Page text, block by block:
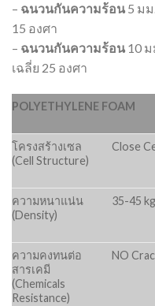
– ฉนวนกันความร้อน 5 ม
15 องศา
– ฉนวนกันความร้อน 10
เฉลี่ย 25 องศา
POLYETHYLENE FOAM
โครงสร้างเซล
(Cell Structure)
Close
ความหนาแน่น
(Density)
35-45
ความคงทนต่อ
สารเคมี
(Chemicals
Resistance)
NO